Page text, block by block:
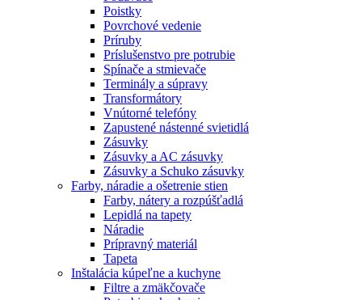
Poistky
Povrchové vedenie
Príruby
Príslušenstvo pre potrubie
Spínače a stmievače
Terminály a súpravy
Transformátory
Vnútorné telefóny
Zapustené nástenné svietidlá
Zásuvky
Zásuvky a AC zásuvky
Zásuvky a Schuko zásuvky
Farby, náradie a ošetrenie stien
Farby, nátery a rozpúšťadlá
Lepidlá na tapety
Náradie
Prípravný materiál
Tapeta
Inštalácia kúpeľne a kuchyne
Filtre a zmäkčovače